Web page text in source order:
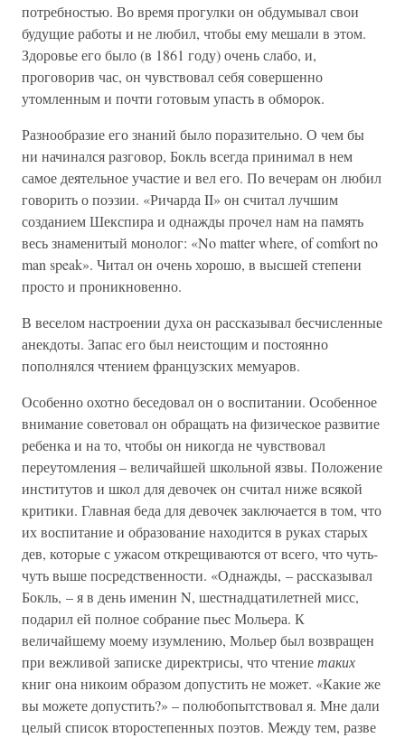
потребностью. Во время прогулки он обдумывал свои
будущие работы и не любил, чтобы ему мешали в этом.
Здоровье его было (в 1861 году) очень слабо, и,
проговорив час, он чувствовал себя совершенно
утомленным и почти готовым упасть в обморок.
Разнообразие его знаний было поразительно. О чем бы
ни начинался разговор, Бокль всегда принимал в нем
самое деятельное участие и вел его. По вечерам он любил
говорить о поэзии. «Ричарда II» он считал лучшим
созданием Шекспира и однажды прочел нам на память
весь знаменитый монолог: «No matter where, of comfort no
man speak». Читал он очень хорошо, в высшей степени
просто и проникновенно.
В веселом настроении духа он рассказывал бесчисленные
анекдоты. Запас его был неистощим и постоянно
пополнялся чтением французских мемуаров.
Особенно охотно беседовал он о воспитании. Особенное
внимание советовал он обращать на физическое развитие
ребенка и на то, чтобы он никогда не чувствовал
переутомления – величайшей школьной язвы. Положение
институтов и школ для девочек он считал ниже всякой
критики. Главная беда для девочек заключается в том, что
их воспитание и образование находится в руках старых
дев, которые с ужасом открещиваются от всего, что чуть-
чуть выше посредственности. «Однажды, – рассказывал
Бокль, – я в день именин N, шестнадцатилетней мисс,
подарил ей полное собрание пьес Мольера. К
величайшему моему изумлению, Мольер был возвращен
при вежливой записке директрисы, что чтениетаких
книг она никоим образом допустить не может. «Какие же
вы можете допустить?» – полюбопытствовал я. Мне дали
целый список второстепенных поэтов. Между тем, разве